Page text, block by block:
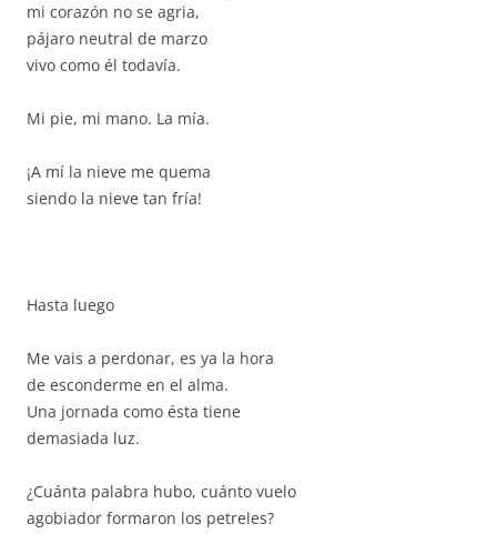
mi corazón no se agria,
pájaro neutral de marzo
vivo como él todavía.
Mi pie, mi mano. La mía.
¡A mí la nieve me quema
siendo la nieve tan fría!
Hasta luego
Me vais a perdonar, es ya la hora
de esconderme en el alma.
Una jornada como ésta tiene
demasiada luz.
¿Cuánta palabra hubo, cuánto vuelo
agobiador formaron los petreles?